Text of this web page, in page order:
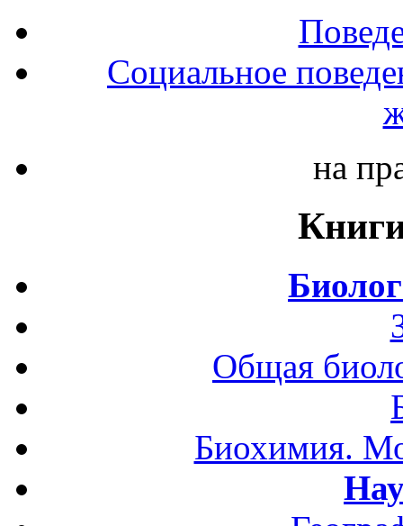
Социальное
на
Общая
Биохимия.